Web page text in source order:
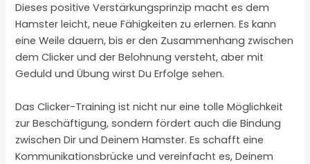
Dieses positive Verstärkungsprinzip macht es dem
Hamster leicht, neue Fähigkeiten zu erlernen. Es kann
eine Weile dauern, bis er den Zusammenhang zwischen
dem Clicker und der Belohnung versteht, aber mit
Geduld und Übung wirst Du Erfolge sehen.
Das Clicker-Training ist nicht nur eine tolle Möglichkeit
zur Beschäftigung, sondern fördert auch die Bindung
zwischen Dir und Deinem Hamster. Es schafft eine
Kommunikationsbrücke und vereinfacht es, Deinem